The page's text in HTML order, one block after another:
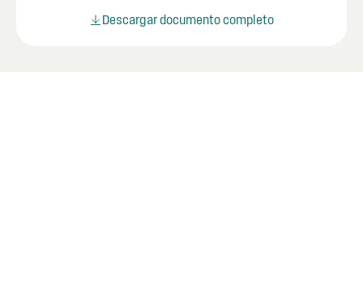
Descargar documento completo